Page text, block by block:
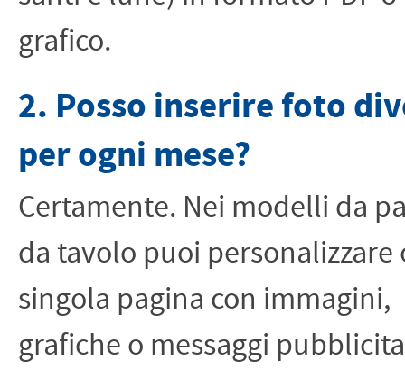
grafico.
2. Posso inserire foto
per ogni mese?
Certamente. Nei modelli da
da tavolo puoi personalizzare
singola pagina con immagini,
grafiche o messaggi